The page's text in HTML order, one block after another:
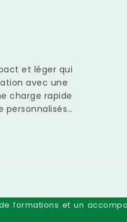
et léger qui
avec une
charge rapide
personnalisés…
formations et un